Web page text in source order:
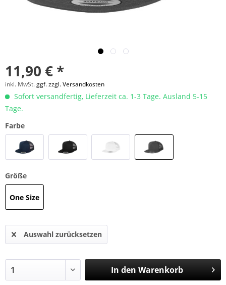
11,90 € *
inkl. MwSt.ggf. zzgl. Versandkosten
Sofort versandfertig, Lieferzeit ca. 1-3 Tage. Ausland 5-15
Tage.
Farbe
Größe
One Size
Auswahl zurücksetzen
In den Warenkorb